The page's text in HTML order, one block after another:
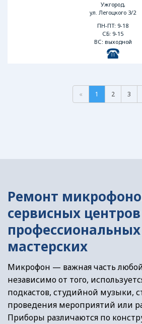
Ужгород,
ул. Легоцкого 3/2
ПН-ПТ: 9-18
СБ: 9-15
ВС: выходной
« 1 2 3
Ремонт
сервисных
профессиональных
мастерских
Микрофон — важная часть
независимо от того,
подкастов, студийной музыки,
проведения мероприятий или
Приборы различаются по